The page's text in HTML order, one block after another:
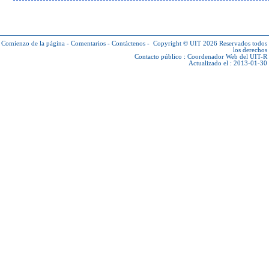
Comienzo de la página - Comentarios - Contáctenos - Copyright © UIT 2026 Reservados todos
los derechos
Contacto público : Coordenador Web del UIT-R
Actualizado el : 2013-01-30